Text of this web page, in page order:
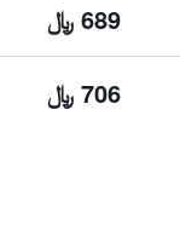
689 ﷼
706 ﷼